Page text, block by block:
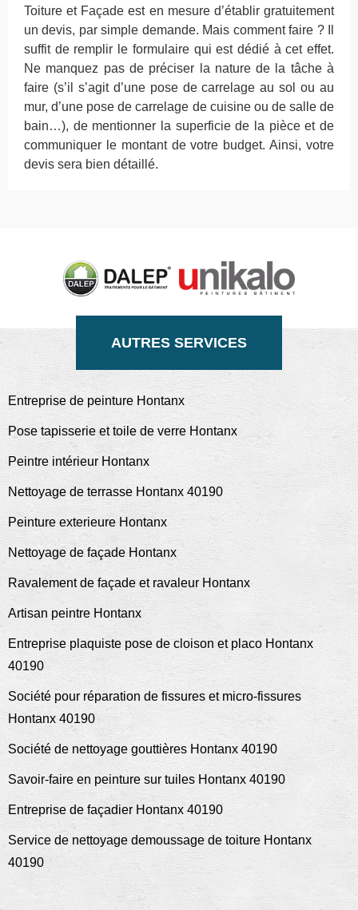
Toiture et Façade est en mesure d’établir gratuitement
un devis, par simple demande. Mais comment faire ? Il
suffit de remplir le formulaire qui est dédié à cet effet.
Ne manquez pas de préciser la nature de la tâche à
faire (s’il s’agit d’une pose de carrelage au sol ou au
mur, d’une pose de carrelage de cuisine ou de salle de
bain…), de mentionner la superficie de la pièce et de
communiquer le montant de votre budget. Ainsi, votre
devis sera bien détaillé.
AUTRES SERVICES
Entreprise de peinture Hontanx
Pose tapisserie et toile de verre Hontanx
Peintre intérieur Hontanx
Nettoyage de terrasse Hontanx 40190
Peinture exterieure Hontanx
Nettoyage de façade Hontanx
Ravalement de façade et ravaleur Hontanx
Artisan peintre Hontanx
Entreprise plaquiste pose de cloison et placo Hontanx
40190
Société pour réparation de fissures et micro-fissures
Hontanx 40190
Société de nettoyage gouttières Hontanx 40190
Savoir-faire en peinture sur tuiles Hontanx 40190
Entreprise de façadier Hontanx 40190
Service de nettoyage demoussage de toiture Hontanx
40190